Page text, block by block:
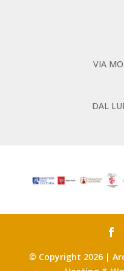
VIA
DAL
© Copyright 2026 |